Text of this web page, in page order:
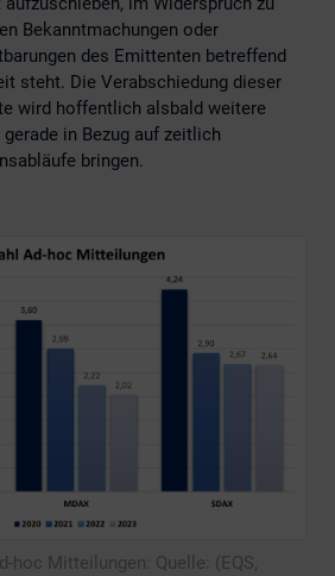
Bekanntmachungen oder
des Emittenten betreffend
steht. Die Verabschiedung dieser
wird hoffentlich alsbald weitere
in Bezug auf zeitlich
bringen.
hoc Mitteilungen: Quelle: (EQS,